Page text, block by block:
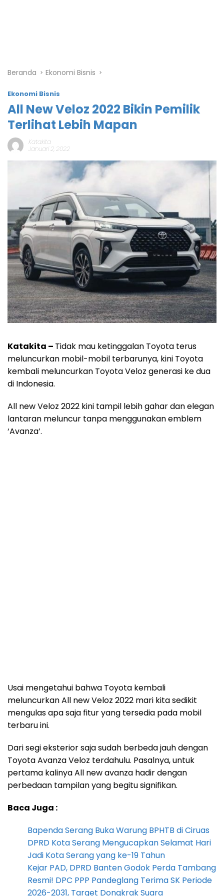
Beranda Ekonomi Bisnis
Ekonomi Bisnis
All New Veloz 2022 Bikin Pemilik
Terlihat Lebih Mapan
Katakita
Januari 2, 2022
Katakita – Tidak mau ketinggalan Toyota terus
meluncurkan mobil-mobil terbarunya, kini Toyota
kembali meluncurkan Toyota Veloz generasi ke dua
di Indonesia.
All new Veloz 2022 kini tampil lebih gahar dan elegan
lantaran meluncur tanpa menggunakan emblem
‘Avanza’.
Usai mengetahui bahwa Toyota kembali
meluncurkan All new Veloz 2022 mari kita sedikit
mengulas apa saja fitur yang tersedia pada mobil
terbaru ini.
Dari segi eksterior saja sudah berbeda jauh dengan
Toyota Avanza Veloz terdahulu. Pasalnya, untuk
pertama kalinya All new avanza hadir dengan
perbedaan tampilan yang begitu signifikan.
Baca Juga :
Bapenda Serang Buka Warung BPHTB di Ciruas
DPRD Kota Serang Mengucapkan Selamat Hari
Jadi Kota Serang yang ke-19 Tahun
Kejar PAD, DPRD Banten Godok Perda Tambang
Resmi! DPC PPP Pandeglang Terima SK Periode
2026-2031, Target Dongkrak Suara